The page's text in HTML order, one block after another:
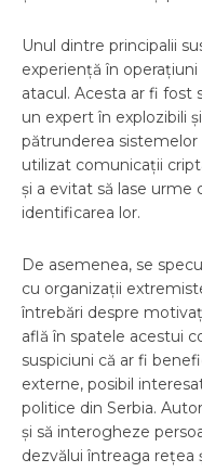
Unul dintre principalii
experiență în
atacul. Acesta ar fi fost
un expert în explozibili
pătrunderea sistemelor
utilizat comunicații
și a evitat să lase urme
identificarea lor.
De asemenea, se
cu organizații
întrebări despre
află în spatele acestui
suspiciuni că ar fi
externe, posibil
politice din Serbia.
și să interogheze
dezvălui întreaga rețea